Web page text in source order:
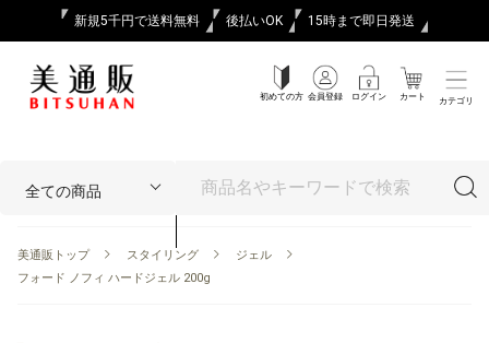
新規5千円で送料無料 後払いOK 15時まで即日発送
初めての方 会員登録 ログイン カート カテゴリ
美通販トップ スタイリング
ジェル
フォード ノフィ ハードジェル 200g